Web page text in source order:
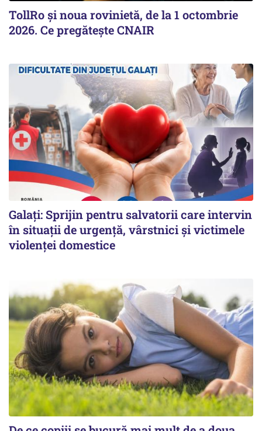
TollRo şi noua rovinietă, de la 1 octombrie
2026. Ce pregăteşte CNAIR
Galați: Sprijin pentru salvatorii care intervin
în situații de urgență, vârstnici și victimele
violenței domestice